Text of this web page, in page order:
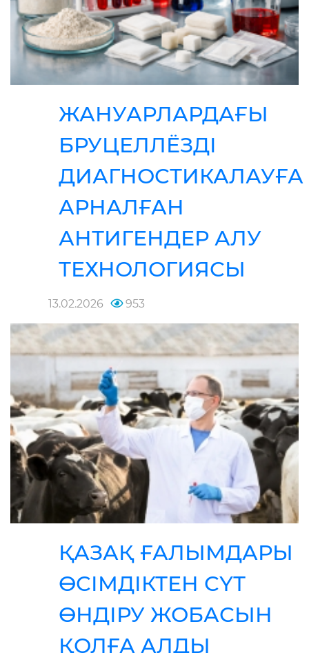
ЖАНУАРЛАРДАҒЫ
БРУЦЕЛЛЁЗДІ
ДИАГНОСТИКАЛАУҒА
АРНАЛҒАН
АНТИГЕНДЕР АЛУ
ТЕХНОЛОГИЯСЫ
13.02.2026 953
ҚАЗАҚ ҒАЛЫМДАРЫ
ӨСІМДІКТЕН СҮТ
ӨНДІРУ ЖОБАСЫН
ҚОЛҒА АЛДЫ